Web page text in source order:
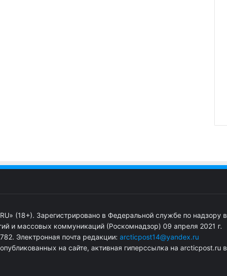
(18+). Зарегистрировано в Федеральной службе по надзору в
и массовых коммуникаций (Роскомнадзор) 09 апреля 2021 г.
Электронная почта редакции: arcticpost14@yandex.ru
на сайте, активная гиперссылка на arcticpost.ru в